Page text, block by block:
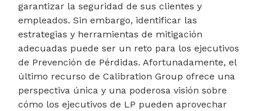
garantizar la seguridad de sus clientes y
empleados. Sin embargo, identificar las
estrategias y herramientas de mitigación
adecuadas puede ser un reto para los ejecutivos
de Prevención de Pérdidas. Afortunadamente, el
último recurso de Calibration Group ofrece una
perspectiva única y una poderosa visión sobre
cómo los ejecutivos de LP pueden aprovechar